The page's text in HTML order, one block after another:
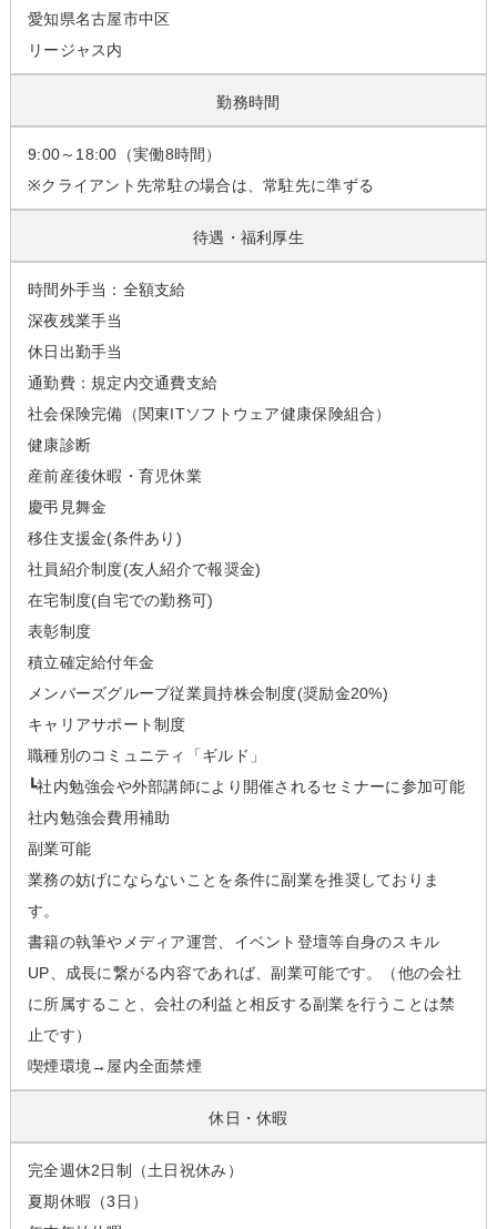
愛知県名古屋市中区
リージャス内
勤務時間
9:00～18:00（実働8時間）
※クライアント先常駐の場合は、常駐先に準ずる
待遇・福利厚生
時間外手当：全額支給
深夜残業手当
休日出勤手当
通勤費：規定内交通費支給
社会保険完備（関東ITソフトウェア健康保険組合）
健康診断
産前産後休暇・育児休業
慶弔見舞金
移住支援金(条件あり)
社員紹介制度(友人紹介で報奨金)
在宅制度(自宅での勤務可)
表彰制度
積立確定給付年金
メンバーズグループ従業員持株会制度(奨励金20%)
キャリアサポート制度
職種別のコミュニティ「ギルド」
┗社内勉強会や外部講師により開催されるセミナーに参加可能
社内勉強会費用補助
副業可能
業務の妨げにならないことを条件に副業を推奨しておりま
す。
書籍の執筆やメディア運営、イベント登壇等自身のスキル
UP、成長に繋がる内容であれば、副業可能です。（他の会社
に所属すること、会社の利益と相反する副業を行うことは禁
止です）
喫煙環境→屋内全面禁煙
休日・休暇
完全週休2日制（土日祝休み）
夏期休暇（3日）